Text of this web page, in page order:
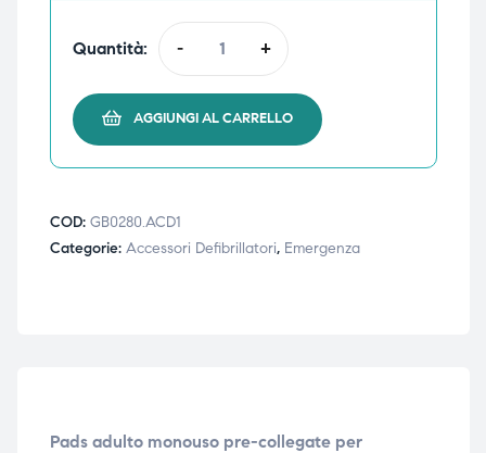
Quantità: - +
AGGIUNGI AL CARRELLO
COD: GB0280.ACD1
Categorie: Accessori Defibrillatori, Emergenza
Pads adulto monouso pre-collegate per